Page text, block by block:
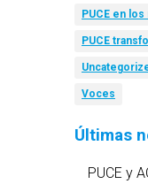
PUCE en
PUCE
Voces
Últimas
PUCE y